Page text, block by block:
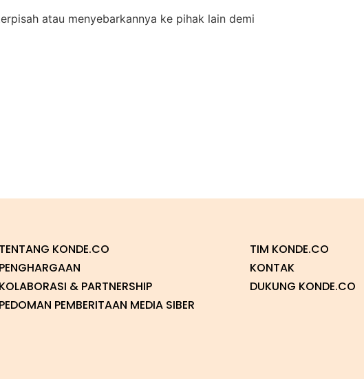
atau menyebarkannya ke pihak lain demi
TENTANG KONDE.CO
PENGHARGAAN
KOLABORASI & PARTNERSHIP
PEDOMAN PEMBERITAAN MEDIA SIBER
TIM KONDE.CO
KONTAK
DUKUNG KONDE.CO